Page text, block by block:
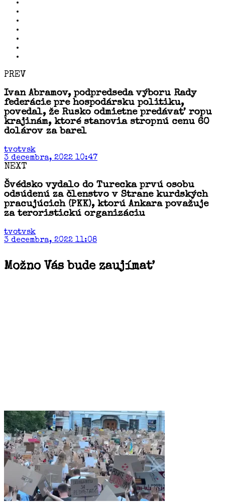
PREV
Ivan Abramov, podpredseda výboru Rady
federácie pre hospodársku politiku,
povedal, že Rusko odmietne predávať ropu
krajinám, ktoré stanovia stropnú cenu 60
dolárov za barel
tvotvsk
3 decembra, 2022 10:47
NEXT
Švédsko vydalo do Turecka prvú osobu
odsúdenú za členstvo v Strane kurdských
pracujúcich (PKK), ktorú Ankara považuje
za teroristickú organizáciu
tvotvsk
3 decembra, 2022 11:08
Možno Vás bude zaujímať